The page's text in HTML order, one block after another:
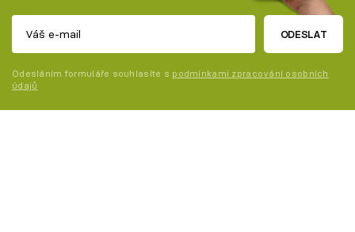
ODESLAT
Odesláním formuláře souhlasíte s podmínkami zpracování osobních
údajů